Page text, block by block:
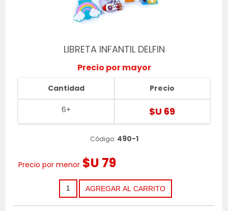
LIBRETA INFANTIL DELFIN
Precio por mayor
Cantidad
6+
Precio
$U 69
Código: 490-1
Precio por menor $U 79